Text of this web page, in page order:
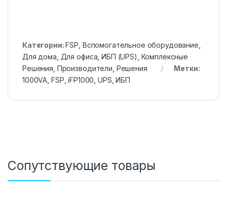
Категории:FSP Вспомогательное оборудование
Для дома Для офиса ,ИБП (UPS) Комплексные
Решения Производители Решения
Метки:
1000VA FSP ,iFP1000 UPS ,ИБП
Сопутствующие товары